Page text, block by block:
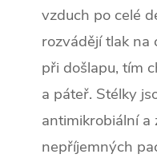
vzduch po celé
rozvádějí tlak na
při došlapu, tím
a páteř. Stélky
antimikrobiální a
nepříjemných